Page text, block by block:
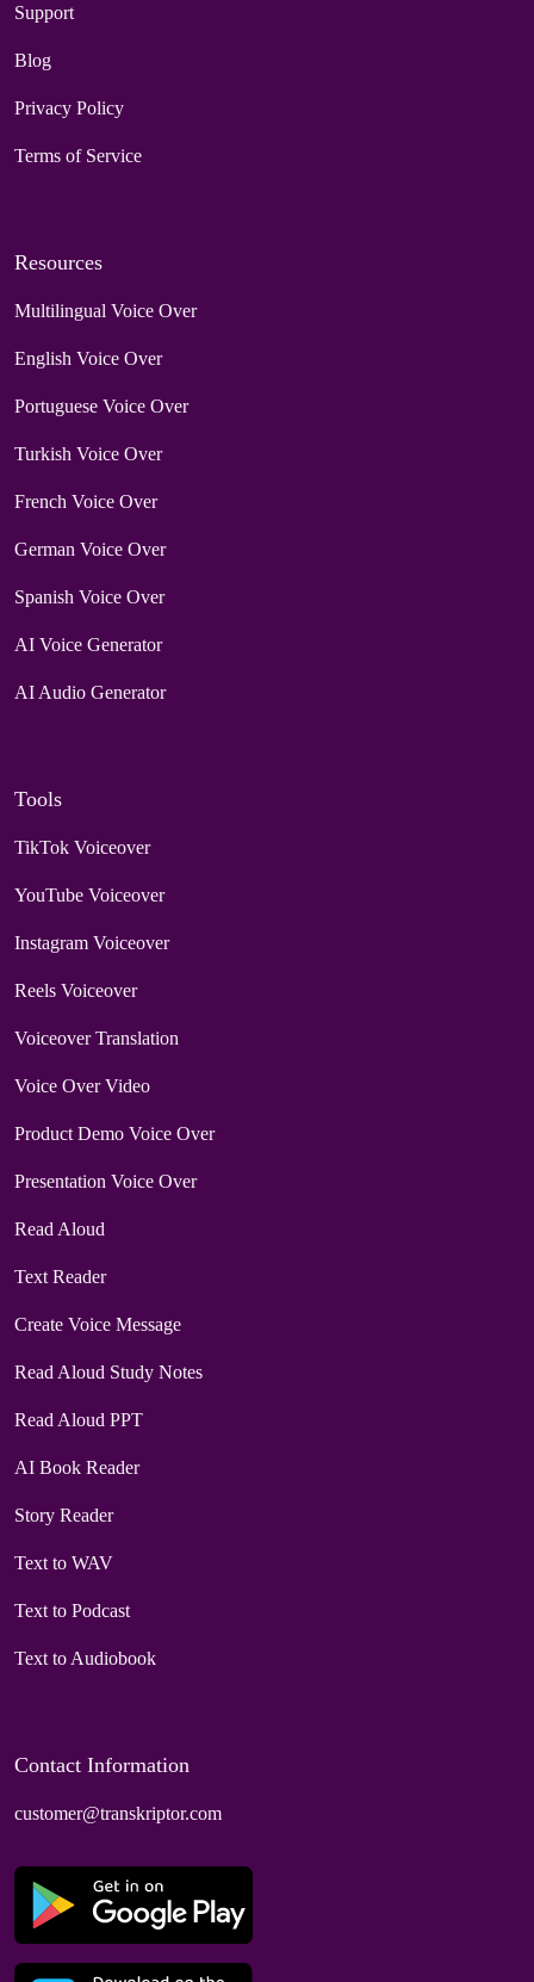
Support
Blog
Privacy Policy
Terms of Service
Resources
Multilingual Voice Over
English Voice Over
Portuguese Voice Over
Turkish Voice Over
French Voice Over
German Voice Over
Spanish Voice Over
AI Voice Generator
AI Audio Generator
Tools
TikTok Voiceover
YouTube Voiceover
Instagram Voiceover
Reels Voiceover
Voiceover Translation
Voice Over Video
Product Demo Voice Over
Presentation Voice Over
Read Aloud
Text Reader
Create Voice Message
Read Aloud Study Notes
Read Aloud PPT
AI Book Reader
Story Reader
Text to WAV
Text to Podcast
Text to Audiobook
Contact Information
customer@transkriptor.com